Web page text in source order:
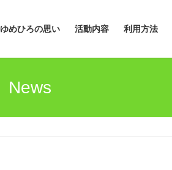
ゆめひろの思い 活動内容 利用方法
News